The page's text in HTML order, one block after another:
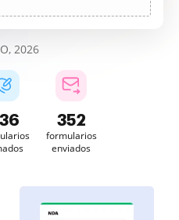
2026
352
formularios
enviados